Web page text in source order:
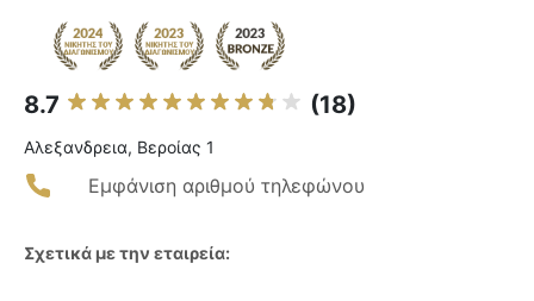
8.7 (18)
Αλεξανδρεια, Βεροίας 1
Εμφάνιση αριθμού τηλεφώνου
Σχετικά με την εταιρεία: